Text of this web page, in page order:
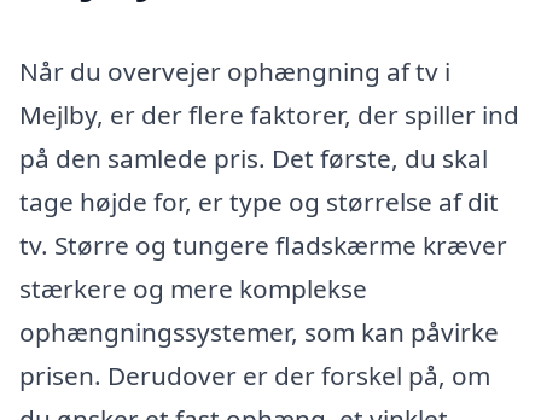
Når du overvejer ophængning af tv i
Mejlby, er der flere faktorer, der spiller ind
på den samlede pris. Det første, du skal
tage højde for, er type og størrelse af dit
tv. Større og tungere fladskærme kræver
stærkere og mere komplekse
ophængningssystemer, som kan påvirke
prisen. Derudover er der forskel på, om